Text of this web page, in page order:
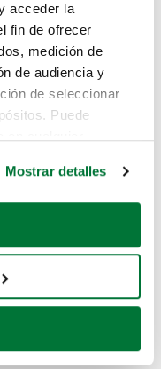
acceder la
fin de ofrecer
medición de
de audiencia y
de seleccionar
Puede
ubicación geográfica
activamente
(huellas
se procesan sus
Mostrar detalles
como
aquí.
estás